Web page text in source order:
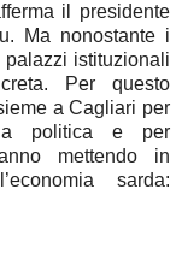
il presidente
Ma nonostante i
istituzionali
Per questo
a Cagliari per
politica e per
mettendo in
sarda: